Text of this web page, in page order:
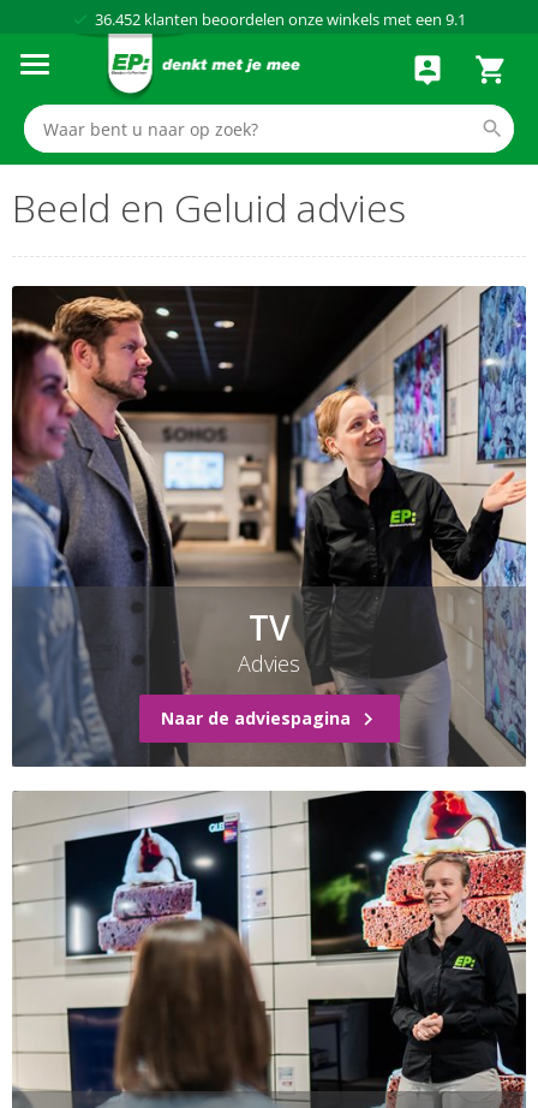
Al meer dan50 jaardé elektronicaspecialist
Beeld en Geluid advies
TV
Advies
Naar de adviespagina